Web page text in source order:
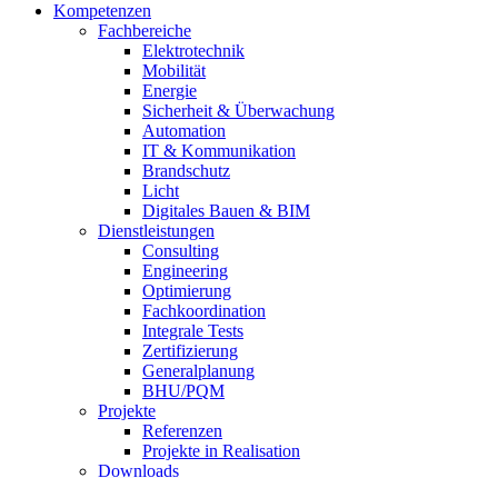
Kompetenzen
Fachbereiche
Elektrotechnik
Mobilität
Energie
Sicherheit & Überwachung
Automation
IT & Kommunikation
Brandschutz
Licht
Digitales Bauen & BIM
Dienstleistungen
Consulting
Engineering
Optimierung
Fachkoordination
Integrale Tests
Zertifizierung
Generalplanung
BHU/PQM
Projekte
Referenzen
Projekte in Realisation
Downloads